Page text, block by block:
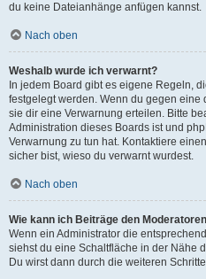
du keine Dateianhänge anfügen kannst.
Nach oben
Weshalb wurde ich verwarnt?
In jedem Board gibt es eigene Regeln,
festgelegt werden. Wenn du gegen eine
sie dir eine Verwarnung erteilen. Bitte
Administration dieses Boards ist und
Verwarnung zu tun hat. Kontaktiere
sicher bist, wieso du verwarnt wurdest.
Nach oben
Wie kann ich Beiträge den
Wenn ein Administrator die
siehst du eine Schaltfläche in der Nähe
Du wirst dann durch die weiteren